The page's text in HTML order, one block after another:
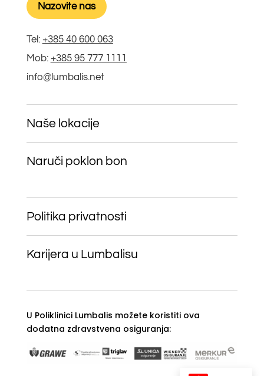
Nazovite nas
Tel: +385 40 600 063
Mob: +385 95 777 1111
info@lumbalis.net
Naše lokacije
Naruči poklon bon
Politika privatnosti
Karijera u Lumbalisu
U Poliklinici Lumbalis možete koristiti ova
dodatna zdravstvena osiguranja: